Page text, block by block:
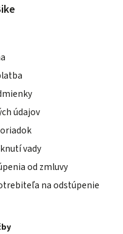
údajov
vady
od zmluvy
na odstúpenie